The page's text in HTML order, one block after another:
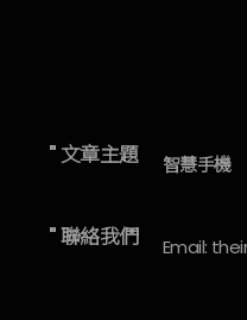
" 文章主題 智慧手機
" 聯絡我們 Email: